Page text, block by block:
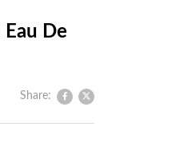
De
Share: